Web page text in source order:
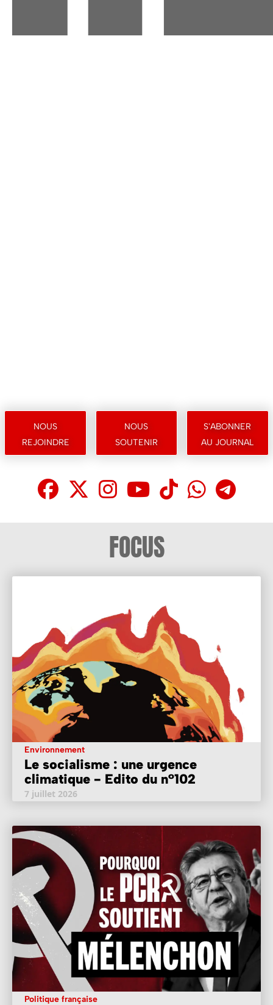
nous
rejoindre
nous
soutenir
s'abonner
au journal
facebook
X Instagram
Youtube
Tik Tok
FOCUS
Environnement
Le socialisme : une urgence
climatique - Edito du n°102
7 juillet 2026
Politique française